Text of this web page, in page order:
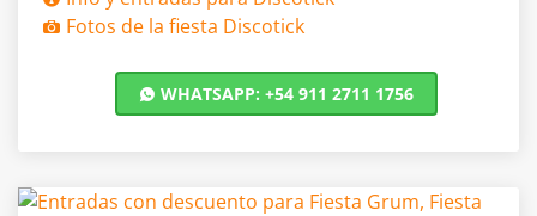
Fotos de la fiesta Discotick
WHATSAPP: +54 911 2711 1756